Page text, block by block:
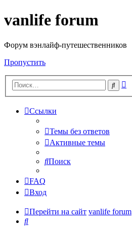
vanlife forum
Форум вэнлайф-путешественников
Пропустить
Поиск
Ссылки
Темы без ответов
Активные темы
Поиск
FAQ
Вход
Перейти на сайт vanlife forum
Поиск